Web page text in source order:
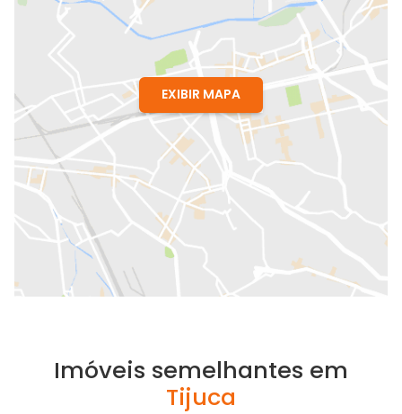
EXIBIR MAPA
Imóveis semelhantes em
Tijuca